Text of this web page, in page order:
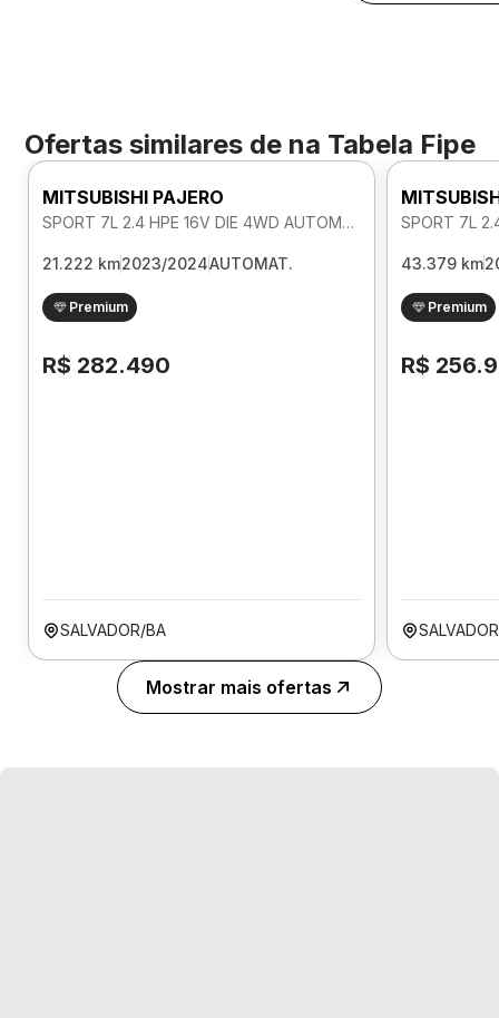
Ofertas similares de na Tabela Fipe
MITSUBISHI PAJERO
SPORT 7L 2.4 HPE 16V DIE 4WD AUTOMATICO
21.222 km2023/2024AUTOMAT.
Premium
R$ 282.490
SALVADOR/BA
43.379 km
Premium
R$
Mostrar mais ofertas